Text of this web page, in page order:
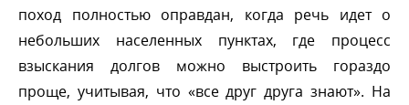
поход полностью оправдан, когда речь идет о
небольших населенных пунктах, где процесс
зыскания долгов можно выстроить гораздо
проще, учитывая, что «все друг друга знают». На